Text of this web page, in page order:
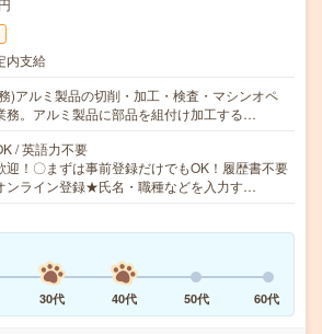
内支給
)アルミ製品の切削・加工・検査・マシンオペ
務。アルミ製品に部品を組付け加工する…
/ 英語力不要
！〇まずは事前登録だけでもOK！履歴書不要
ンライン登録★氏名・職種などを入力す…
30代 40代 50代 60代